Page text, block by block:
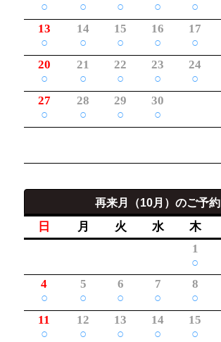
○
○
○
○
○
13
○
14
○
15
○
16
○
17
○
20
○
21
○
22
○
23
○
24
○
27
○
28
○
29
○
30
○
再来月（10月）のご予約
日 月 火 水 木
1
○
4
○
5
○
6
○
7
○
8
○
11
○
12
○
13
○
14
○
15
○